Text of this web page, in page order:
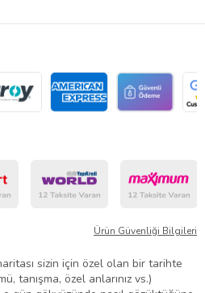
Ürün Güvenliği Bilgileri
sizin için özel olan bir tarihte
tanışma, özel anlarınız vs.)